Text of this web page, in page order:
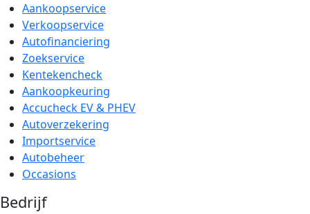
Aankoopservice
Verkoopservice
Autofinanciering
Zoekservice
Kentekencheck
Aankoopkeuring
Accucheck EV & PHEV
Autoverzekering
Importservice
Autobeheer
Occasions
Bedrijf